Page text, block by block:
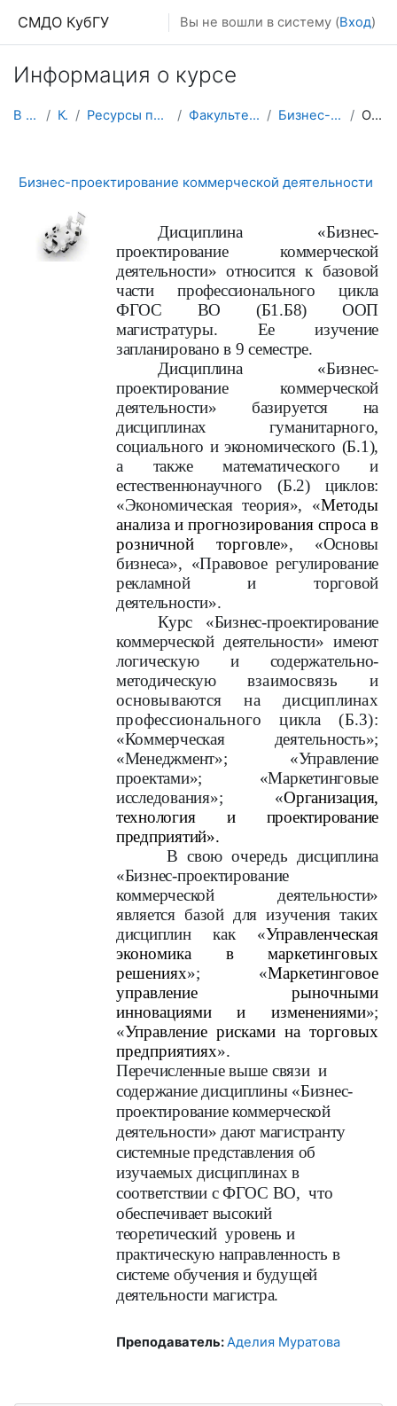
СМДО КубГУ Вы не вошли в систему (Вход)
Информация о курсе
В начало Курсы Ресурсы подразделений КубГУ Факультет Экономический Бизнес-проектирование Описание
Бизнес-проектирование коммерческой деятельности
Дисциплина «Бизнес-
проектирование коммерческой
деятельности» относится к базовой
части профессионального цикла
ФГОС ВО (Б1.Б8) ООП
магистратуры. Ее изучение
запланировано в 9 семестре.
Дисциплина «Бизнес-
проектирование коммерческой
деятельности» базируется на
дисциплинах гуманитарного,
социального и экономического (Б.1),
а также математического и
естественнонаучного (Б.2) циклов:
«Экономическая теория», «Методы
анализа и прогнозирования спроса в
розничной торговле», «Основы
бизнеса», «Правовое регулирование
рекламной и торговой
деятельности».
Курс «Бизнес-проектирование
коммерческой деятельности» имеют
логическую и содержательно-
методическуювзаимосвязь и
основываются на дисциплинах
профессионального цикла (Б.3):
«Коммерческая деятельность»;
«Менеджмент»; «Управление
проектами»; «Маркетинговые
исследования»; «Организация,
технология и проектирование
предприятий».
В свою очередь дисциплина
«Бизнес-проектирование
коммерческой деятельности»
является базой для изучения таких
дисциплин как «Управленческая
экономика в маркетинговых
решениях»; «Маркетинговое
управление рыночными
инновациями и изменениями»;
«Управление рисками на торговых
предприятиях».
Перечисленные выше связи и
содержание дисциплины «Бизнес-
проектирование коммерческой
деятельности» дают магистранту
системные представления об
изучаемых дисциплинах в
соответствии с ФГОС ВО, что
обеспечивает высокий
теоретический уровень и
практическую направленность в
системе обучения и будущей
деятельности магистра.
Преподаватель:Аделия Муратова